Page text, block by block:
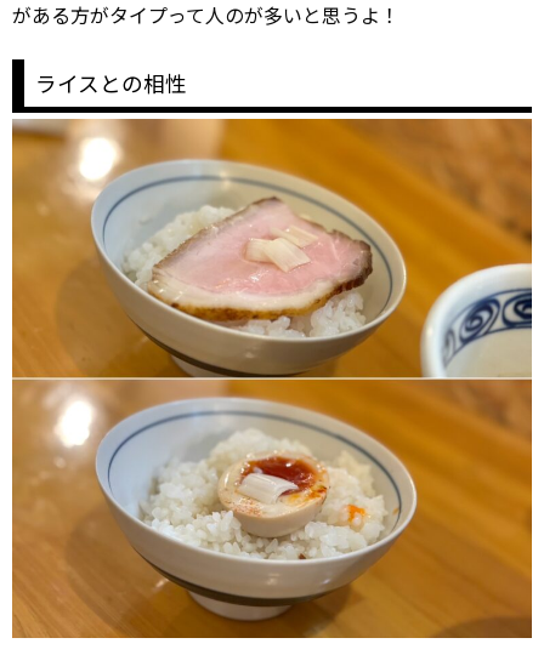
がある方がタイプって人のが多いと思うよ！
ライスとの相性